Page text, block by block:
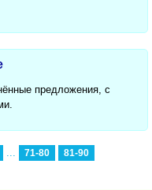
предложения, с
... 71-80 81-90